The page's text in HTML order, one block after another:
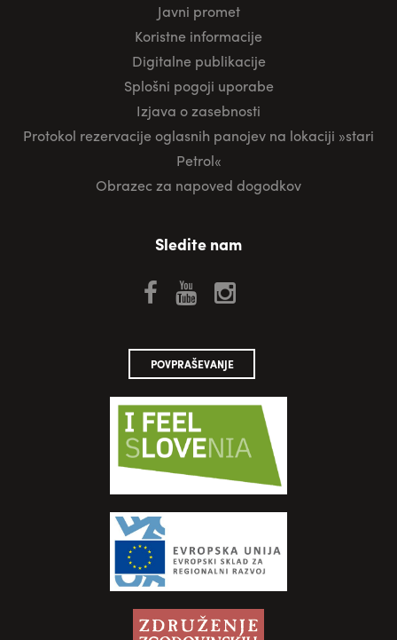
Javni promet
Koristne informacije
Digitalne publikacije
Splošni pogoji uporabe
Izjava o zasebnosti
Protokol rezervacije oglasnih panojev na lokaciji »stari
Petrol«
Obrazec za napoved dogodkov
Sledite nam
POVPRAŠEVANJE